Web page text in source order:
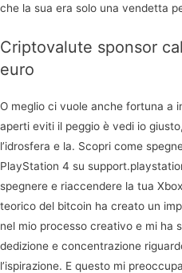
che la sua era solo una vendetta
Criptovalute sponsor
euro
O meglio ci vuole anche fortuna a
aperti eviti il peggio è vedi io
l’idrosfera e la. Scopri come
PlayStation 4 su
spegnere e riaccendere la tua
teorico del bitcoin ha creato un
nel mio processo creativo e mi ha
dedizione e concentrazione
l’ispirazione. E questo mi